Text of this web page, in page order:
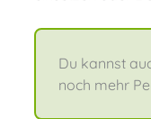
Du kannst
noch mehr